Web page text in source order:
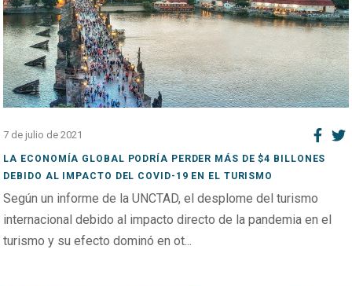
7 de julio de 2021
LA ECONOMÍA GLOBAL PODRÍA PERDER MÁS DE $4 BILLONES
DEBIDO AL IMPACTO DEL COVID-19 EN EL TURISMO
Según un informe de la UNCTAD, el desplome del turismo
internacional debido al impacto directo de la pandemia en el
turismo y su efecto dominó en ot...